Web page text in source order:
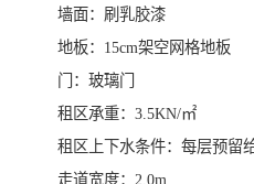
​墙面：刷乳胶漆
​地板：15cm架空网格地板
​门：玻璃门
租区承重：3.5KN/㎡
租区上下水条件：每层预留
​走道宽度：2.0m